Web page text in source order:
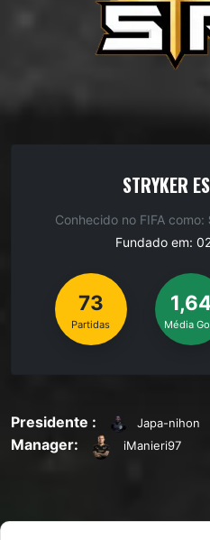
STRYKER
Conhecido no FIFA como:
Fundado em:
73
Partidas Média
Presidente : Japa-nihon
Manager: iManieri97